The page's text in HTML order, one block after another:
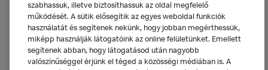
szabhassuk, illetve biztosíthassuk az oldal megfelelő
működését. A sütik elősegítik az egyes weboldal funkciók
használatát és segítenek nekünk, hogy jobban megérthessük,
miképp használják látogatóink az online felületünket. Emellett
segítenek abban, hogy látogatásod után nagyobb
valószínűséggel érjünk el téged a közösségi médiában is. A